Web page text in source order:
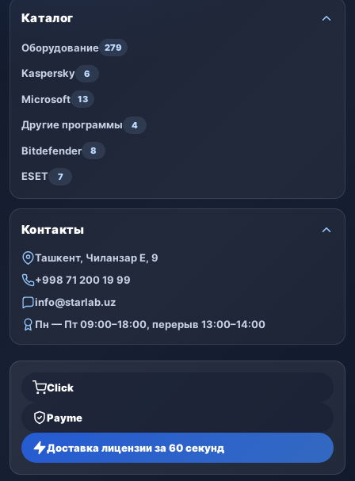
Каталог
Оборудование 279
Kaspersky 6
Microsoft 13
Другие программы 4
Bitdefender 8
ESET 7
Контакты
Ташкент, Чиланзар Е, 9
+998 71 200 19 99
info@starlab.uz
Пн — Пт 09:00–18:00, перерыв 13:00–14:00
Click
Payme
Доставка лицензии за 60 секунд